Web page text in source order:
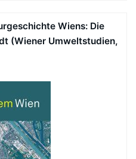
Wiens: Die
(Wiener Umweltstudien,